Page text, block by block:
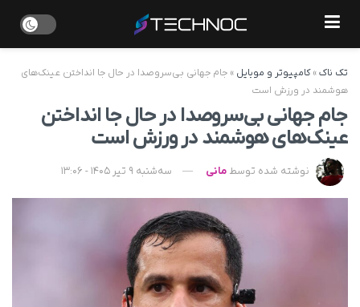
تک ناک»کامپیوتر و موبایل » جام جهانی بی‌سروصدا در حال جا انداختن عینک‌های
هوشمند در ورزش است
جام جهانی بی‌سروصدا در حال جا انداختن
عینک‌های هوشمند در ورزش است
نوشته شده توسط مانی سه‌شنبه 9 تیر 1405 - 13:06